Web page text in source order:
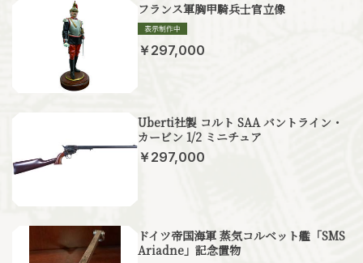
フランス軍胸甲騎兵士官立像
￥297,000
Uberti社製 コルト SAA バントライン・
カービン 1/2 ミニチュア
￥297,000
ドイツ帝国海軍 蒸気コルベット艦「SMS
Ariadne」記念置物